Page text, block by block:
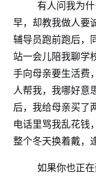
有人问我为
早，却教我做人要
辅导员跑前跑后，
站一会儿陪我聊学
手向母亲要生活费
人帮我，我哪好意
后，我给母亲买了
电话里骂我乱花钱
整个冬天换着戴，
如果你也正